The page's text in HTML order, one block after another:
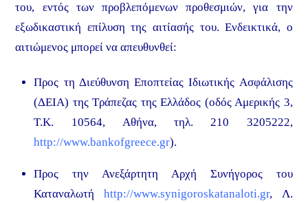
του, εντός των προβλεπόμενων προθεσμιών, για την
εξωδικαστική επίλυση της αιτίασής του. Ενδεικτικά, ο
αιτιώμενος μπορεί να απευθυνθεί:
Προς τη Διεύθυνση Εποπτείας Ιδιωτικής Ασφάλισης
(ΔΕΙΑ) της Τράπεζας της Ελλάδος (οδός Αμερικής 3,
T.K. 10564, Αθήνα, τηλ. 210 3205222,
http://www.bankofgreece.gr).
Προς την Ανεξάρτητη Αρχή Συνήγορος του
Καταναλωτή http://www.synigoroskatanaloti.gr, Λ.